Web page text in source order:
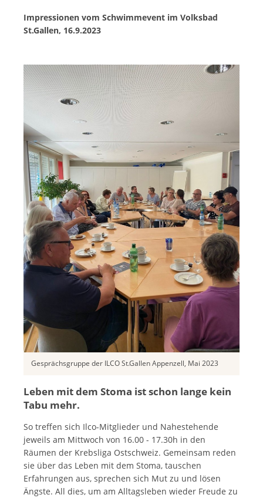
Impressionen vom Schwimmevent im Volksbad
St.Gallen, 16.9.2023
Gesprächsgruppe der ILCO St.Gallen Appenzell, Mai 2023
Leben mit dem Stoma ist schon lange kein
Tabu mehr.
So treffen sich Ilco-Mitglieder und Nahestehende
jeweils am Mittwoch von 16.00 - 17.30h in den
Räumen der Krebsliga Ostschweiz. Gemeinsam reden
sie über das Leben mit dem Stoma, tauschen
Erfahrungen aus, sprechen sich Mut zu und lösen
Ängste. All dies, um am Alltagsleben wieder Freude zu